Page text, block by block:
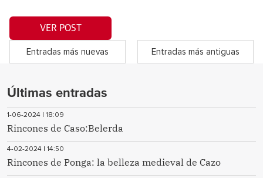
VER POST
Entradas más nuevas Entradas más antiguas
Últimas entradas
1-06-2024 | 18:09
Rincones de Caso:Belerda
4-02-2024 | 14:50
Rincones de Ponga: la belleza medieval de Cazo